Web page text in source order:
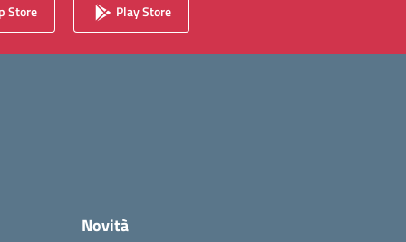
Store Play Store
Novità